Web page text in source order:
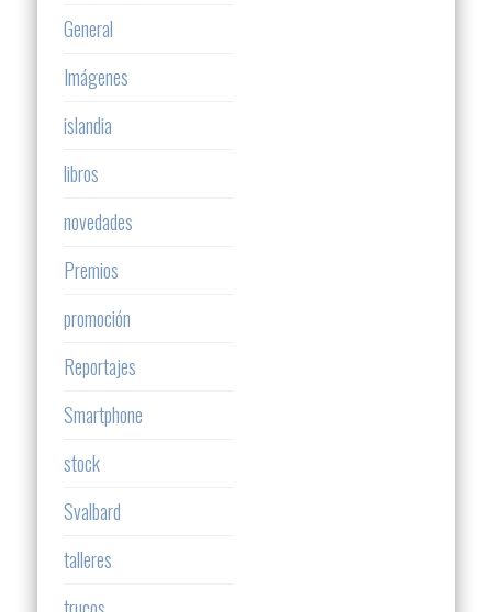
General
Imágenes
islandia
libros
novedades
Premios
promoción
Reportajes
Smartphone
stock
Svalbard
talleres